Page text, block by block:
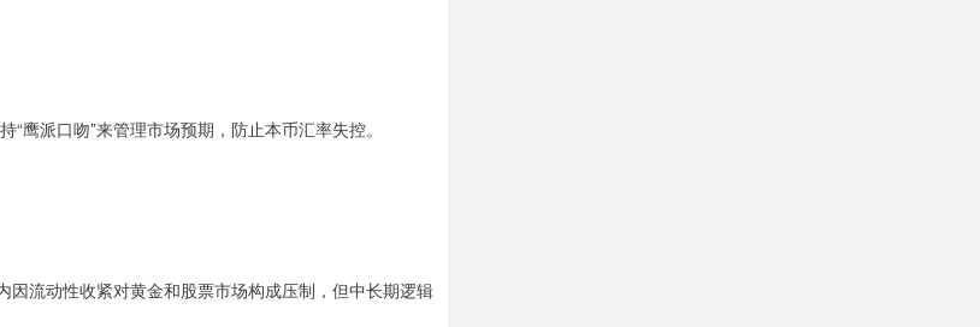
鹰派口吻”来管理市场预期，防止本币汇率失控。
因流动性收紧对黄金和股票市场构成压制，但中长期逻辑